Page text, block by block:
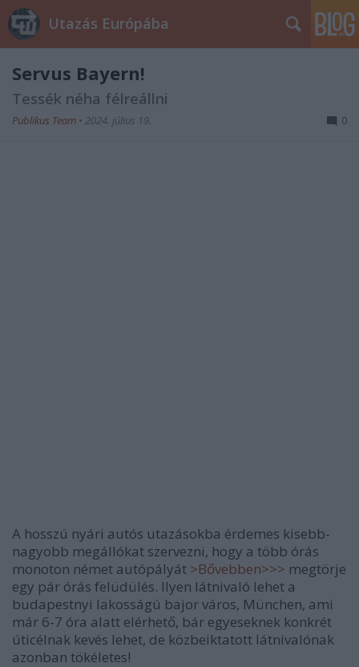
Utazás Európába
Servus Bayern!
Tessék néha félreállni
Publikus Team • 2024. július 19. 0
A hosszú nyári autós utazásokba érdemes kisebb-
nagyobb megállókat szervezni, hogy a több órás
monoton német autópályát >Bővebben>>> megtörje
egy pár órás felüdülés. Ilyen látnivaló lehet a
budapestnyi lakosságú bajor város, München, ami
már 6-7 óra alatt elérhető, bár egyeseknek konkrét
úticélnak kevés lehet, de közbeiktatott látnivalónak
azonban tökéletes!